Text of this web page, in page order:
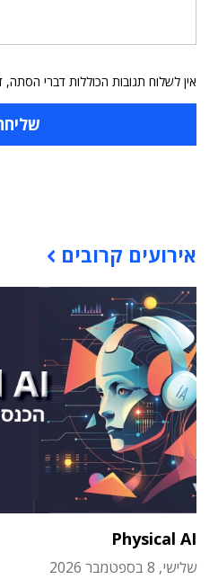
אין לשלוח תגובות הכוללות דברי
אירועים קרובים
Physical AI
שלישי, 8 בספטמבר 2026